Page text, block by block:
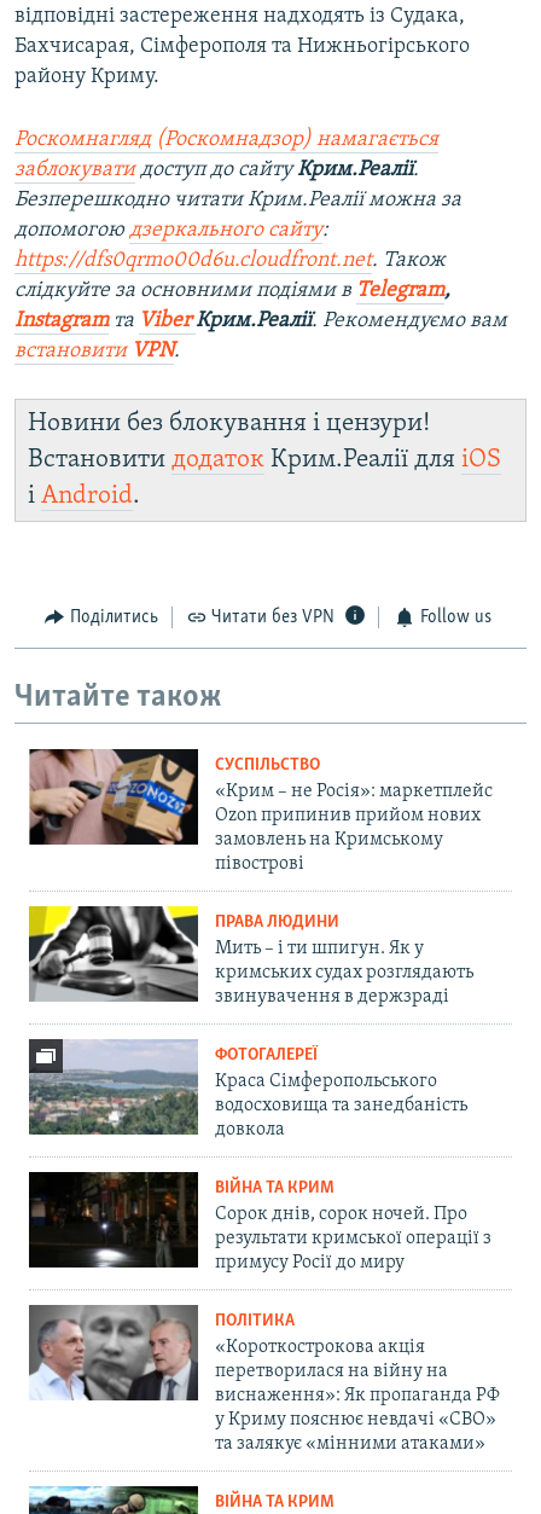
відповідні застереження надходять із Судака,
Бахчисарая, Сімферополя та Нижньогірського
району Криму.
Роскомнагляд (Роскомнадзор) намагається
заблокуватидоступ до сайтуКрим.Реалії.
Безперешкодно читати Крим.Реалії можна за
допомогою дзеркального сайту:
https://dfs0qrmo00d6u.cloudfront.net. Також
слідкуйте за основними подіями в Telegram,
Instagramта ViberКрим.Реалії. Рекомендуємо вам
встановити VPN.
Новини без блокування і цензури!
Встановити додаток Крим.Реалії для iOS
і Android.
Поділитись Читати без VPN Follow us
Читайте також
СУСПІЛЬСТВО
«Крим – не Росія»: маркетплейс
Ozon припинив прийом нових
замовлень на Кримському
півострові
ПРАВА ЛЮДИНИ
Мить – і ти шпигун. Як у
кримських судах розглядають
звинувачення в держзраді
ФОТОГАЛЕРЕЇ
Краса Сімферопольського
водосховища та занедбаність
довкола
ВІЙНА ТА КРИМ
Сорок днів, сорок ночей. Про
результати кримської операції з
примусу Росії до миру
ПОЛІТИКА
«Короткострокова акція
перетворилася на війну на
виснаження»: Як пропаганда РФ
у Криму пояснює невдачі «СВО»
та залякує «мінними атаками»
ВІЙНА ТА КРИМ